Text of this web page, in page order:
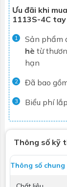
Ưu đãi khi
1113S-4C
1 Sản phẩm
hè từ
hạn
2 Đã bao
3 Biểu phí
Thông số kỹ
Thông số chung